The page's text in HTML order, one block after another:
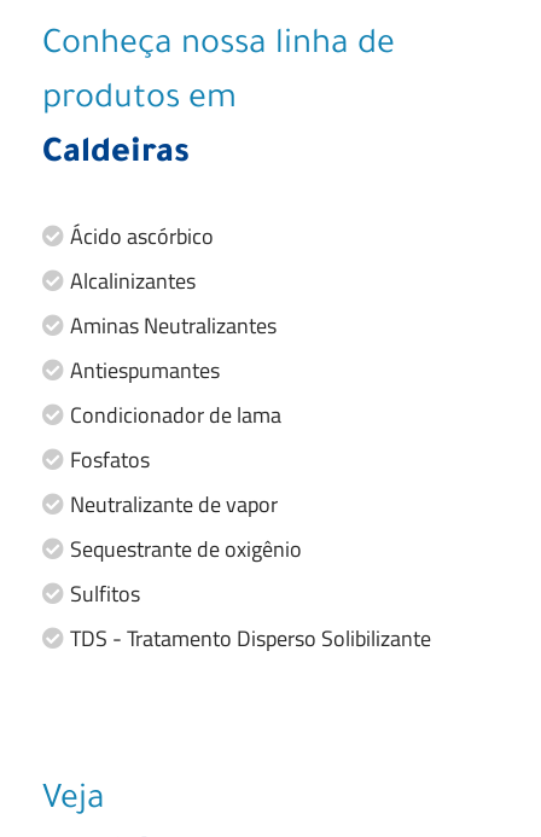
Conheça nossa linha de
produtos em
Caldeiras
Ácido ascórbico
Alcalinizantes
Aminas Neutralizantes
Antiespumantes
Condicionador de lama
Fosfatos
Neutralizante de vapor
Sequestrante de oxigênio
Sulfitos
TDS - Tratamento Disperso Solibilizante
Veja